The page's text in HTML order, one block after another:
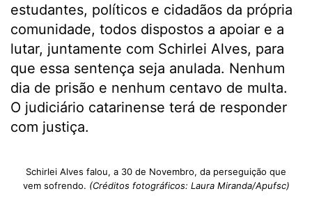
estudantes, políticos e cidadãos da própria
comunidade, todos dispostos a apoiar e a
lutar, juntamente com Schirlei Alves, para
que essa sentença seja anulada. Nenhum
dia de prisão e nenhum centavo de multa.
O judiciário catarinense terá de responder
com justiça.
Schirlei Alves falou, a 30 de Novembro, da perseguição que
vem sofrendo. (Créditos fotográficos: Laura Miranda/Apufsc)